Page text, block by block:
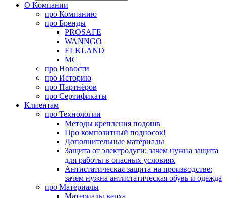
О Компании
про Компанию
про Бренды
PROSAFE
WANNGO
ELKLAND
MC
про Новости
про Историю
про Партнёров
про Сертификаты
Клиентам
про Технологии
Методы крепления подошв
Про композитный подносок!
Дополнительные материалы
Защита от электродуги: зачем нужна защита
для работы в опасных условиях
Антистатическая защита на производстве:
зачем нужна антистатическая обувь и одежда
про Материалы
Материалы верха